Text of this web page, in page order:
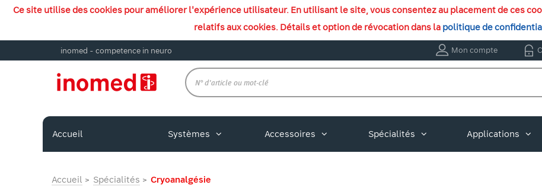
Ce site utilise des cookies pour améliorer l'expérience utilisateur. En utilisant le site, vous consentez au placement de ces
relatifs aux cookies. Détails et option de révocation dans la politique de
inomed - competence in neuro Mon compte
Accueil Systèmes Accessoires Spécialités Applications
Accueil Spécialités Cryoanalgésie